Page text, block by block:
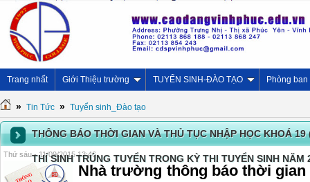
Trang nhất Giới Thiệu trường TUYỂN SINH-ĐÀO TẠO Phòng ban
» Tin Tức » Tuyển sinh_Đào tạo
THÔNG BÁO THỜI GIAN VÀ THỦ TỤC NHẬP HỌC KHOÁ
THÍ SINH TRÚNG TUYỂN TRONG KỲ THI TUYỂN SINH NĂM
Thứ sáu - 11/09/2015 13:46
Nhà trường thông báo thời